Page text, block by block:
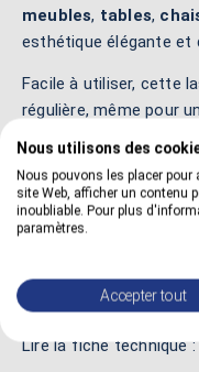
meubles, tables,
esthétique élégante et
Facile à utiliser, cette
régulière, même pour
embellir et protéger
Pour en savoir plus :
Lire le blog technique :
Lire la fiche technique
Nous utilisons des
Nous pouvons les placer
site Web, afficher un contenu
inoubliable. Pour plus
paramètres.
Accepter tout